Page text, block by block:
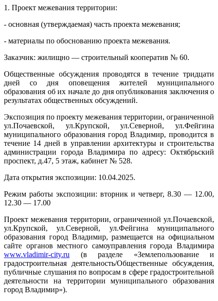
1. Проект межевания территории:
- основная (утверждаемая) часть проекта межевания;
- материалы по обоснованию проекта межевания.
Заказчик: жилищно — строительный кооператив № 60.
Общественные обсуждения проводятся в течение тридцати
дней со дня оповещения жителей муниципального
образования об их начале до дня опубликования заключения о
результатах общественных обсуждений.
Экспозиция по проекту межевания территории, ограниченной
ул.Почаевской, ул.Крупской, ул.Северной, ул.Фейгина
муниципального образования город Владимир, проводится в
течение 14 дней в управлении архитектуры и строительства
администрации города Владимира по адресу: Октябрьский
проспект, д.47, 5 этаж, кабинет № 528.
Дата открытия экспозиции: 10.04.2025.
Режим работы экспозиции: вторник и четверг, 8.30 — 12.00,
12.30 — 17.00
Проект межевания территории, ограниченной ул.Почаевской,
ул.Крупской, ул.Северной, ул.Фейгина муниципального
образования город Владимир, размещается на официальном
сайте органов местного самоуправления города Владимира
www.vladimir-city.ru (в разделе «Землепользование и
градостроительная деятельность/Общественные обсуждения,
публичные слушания по вопросам в сфере градостроительной
деятельности на территории муниципального образования
город Владимир»).